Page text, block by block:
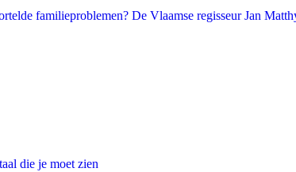
familieproblemen? De Vlaamse regisseur Jan
die je moet zien